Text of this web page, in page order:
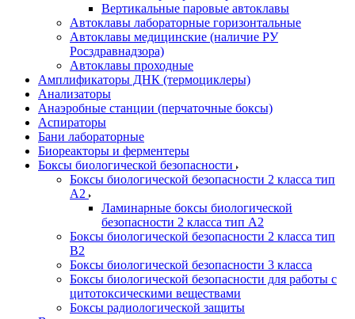
Вертикальные паровые автоклавы
Автоклавы лабораторные горизонтальные
Автоклавы медицинские (наличие РУ
Росздравнадзора)
Автоклавы проходные
Амплификаторы ДНК (термоциклеры)
Анализаторы
Анаэробные станции (перчаточные боксы)
Аспираторы
Бани лабораторные
Биореакторы и ферментеры
Боксы биологической безопасности
Боксы биологической безопасности 2 класса тип
A2
Ламинарные боксы биологической
безопасности 2 класса тип A2
Боксы биологической безопасности 2 класса тип
B2
Боксы биологической безопасности 3 класса
Боксы биологической безопасности для работы с
цитотоксическими веществами
Боксы радиологической защиты